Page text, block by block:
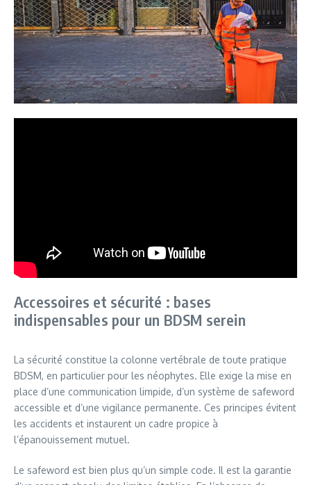
Accessoires et sécurité : bases
indispensables pour un BDSM serein
La sécurité constitue la colonne vertébrale de toute pratique
BDSM, en particulier pour les néophytes. Elle exige la mise en
place d’une communication limpide, d’un système de safeword
accessible et d’une vigilance permanente. Ces principes évitent
les accidents et instaurent un cadre propice à
l’épanouissement mutuel.
Le safeword est bien plus qu’un simple code. Il est la garantie